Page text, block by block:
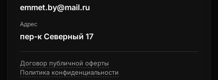
emmet.by@mail.ru
Адрес
пер-к Северный 17
Договор публичной оферты
Политика конфиденциальности